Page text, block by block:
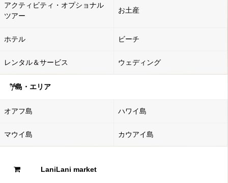
アクティビティ・オプショナル
ツアー
お土産
ホテル ビーチ
レンタル＆サービス ウェディング
島・エリア
オアフ島 ハワイ島
マウイ島 カウアイ島
LaniLani market